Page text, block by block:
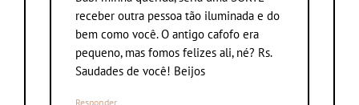
receber outra pessoa tão iluminada e do
bem como você. O antigo cafofo era
pequeno, mas fomos felizes ali, né? Rs.
Saudades de você! Beijos
Responder